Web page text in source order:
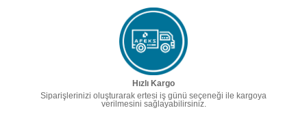
Hızlı Kargo
Siparişlerinizi oluşturarak ertesi iş günü seçeneği ile kargoya
verilmesini sağlayabilirsiniz.